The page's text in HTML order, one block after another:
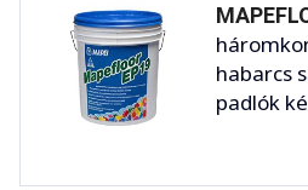
habarcs
padlók